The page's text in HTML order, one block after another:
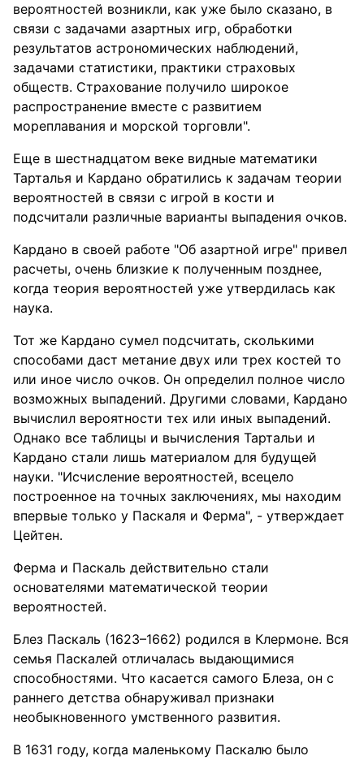
вероятностей возникли, как уже было сказано, в
связи с задачами азартных игр, обработки
результатов астрономических наблюдений,
задачами статистики, практики страховых
обществ. Страхование получило широкое
распространение вместе с развитием
мореплавания и морской торговли".
Еще в шестнадцатом веке видные математики
Тарталья и Кардано обратились к задачам теории
вероятностей в связи с игрой в кости и
подсчитали различные варианты выпадения очков.
Кардано в своей работе "Об азартной игре" привел
расчеты, очень близкие к полученным позднее,
когда теория вероятностей уже утвердилась как
наука.
Тот же Кардано сумел подсчитать, сколькими
способами даст метание двух или трех костей то
или иное число очков. Он определил полное число
возможных выпадений. Другими словами, Кардано
вычислил вероятности тех или иных выпадений.
Однако все таблицы и вычисления Тартальи и
Кардано стали лишь материалом для будущей
науки. "Исчисление вероятностей, всецело
построенное на точных заключениях, мы находим
впервые только у Паскаля и Ферма", - утверждает
Цейтен.
Ферма и Паскаль действительно стали
основателями математической теории
вероятностей.
Блез Паскаль (1623–1662) родился в Клермоне. Вся
семья Паскалей отличалась выдающимися
способностями. Что касается самого Блеза, он с
раннего детства обнаруживал признаки
необыкновенного умственного развития.
В 1631 году, когда маленькому Паскалю было